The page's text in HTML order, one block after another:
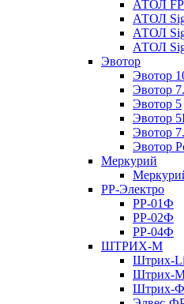
АТОЛ
АТОЛ
АТОЛ
АТОЛ
Эвотор
Эвотор
Эвотор
Эвотор 5
Эвотор
Эвотор
Эвотор
Меркурий
РР-Электро
РР-01Ф
РР-02Ф
РР-04Ф
ШТРИХ-М
Штрих-
Штрих-
Штрих-